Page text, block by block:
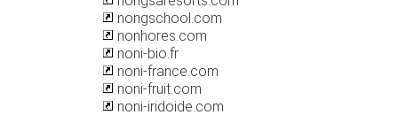
nongschool.com
nonhores.com
noni-bio.fr
noni-france.com
noni-fruit.com
noni-iridoide.com